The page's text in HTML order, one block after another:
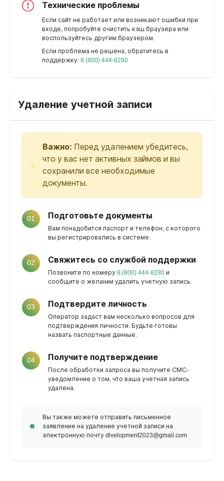
Технические проблемы
Если сайт не работает или возникают ошибки при
входе, попробуйте очистить кэш браузера или
воспользуйтесь другим браузером.
Если проблема не решена, обратитесь в
поддержку: 8 (800) 444-8280
Удаление учетной записи
Важно: Перед удалением убедитесь,
что у вас нет активных займов и вы
сохранили все необходимые
документы.
01 Подготовьте документы
Вам понадобится паспорт и телефон, с которого
вы регистрировались в системе.
02 Свяжитесь со службой поддержки
Позвоните по номеру 8 (800) 444-8280 и
сообщите о желании удалить учетную запись.
03 Подтвердите личность
Оператор задаст вам несколько вопросов для
подтверждения личности. Будьте готовы
назвать паспортные данные.
04 Получите подтверждение
После обработки запроса вы получите СМС-
уведомление о том, что ваша учетная запись
удалена.
Вы также можете отправить письменное
заявление на удаление учетной записи на
электронную почту divelopment2023@gmail.com